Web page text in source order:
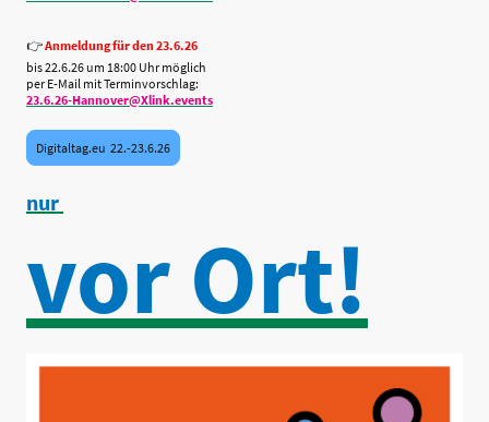
👉Anmeldung für den 23.6.26
bis 22.6.26 um 18:00 Uhr möglich
per E-Mail mit Terminvorschlag:
23.6.26-Hannover@Xlink.events
Digitaltag.eu 22.-23.6.26
nur
vor Ort!